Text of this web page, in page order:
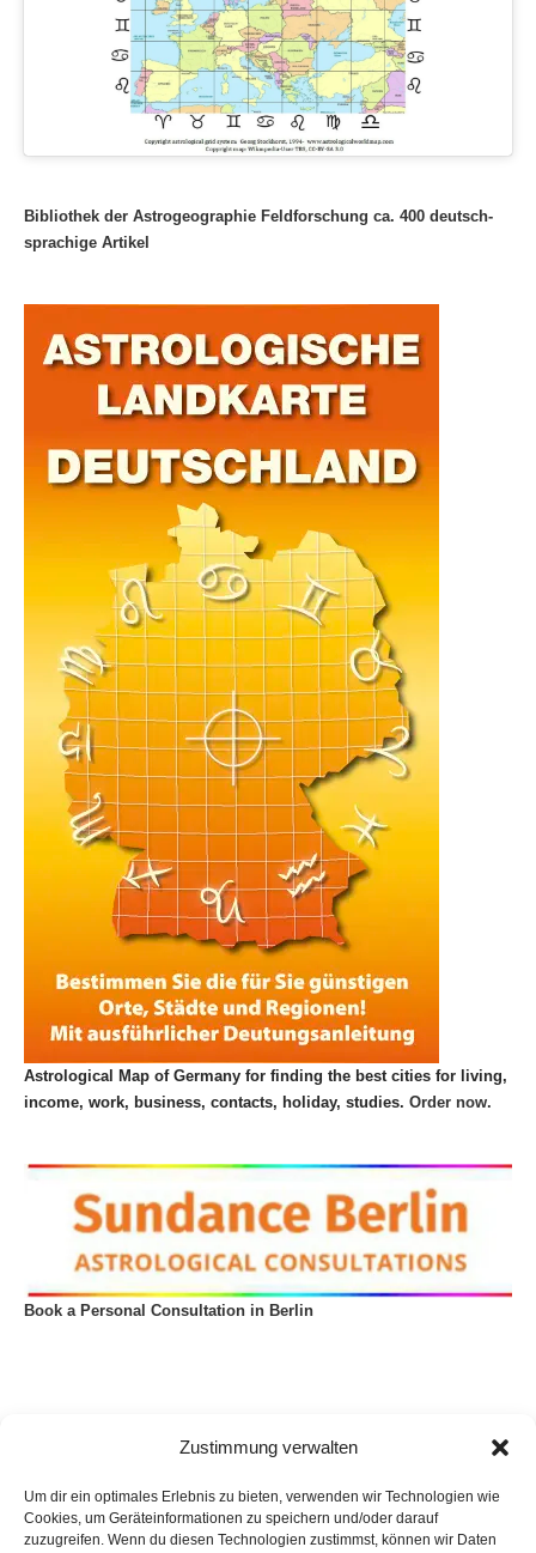
Zustimmung verwalten
Um dir ein optimales Erlebnis zu bieten, verwenden wir Technologien wie
Cookies, um Geräteinformationen zu speichern und/oder darauf
zuzugreifen. Wenn du diesen Technologien zustimmst, können wir Daten
Bibliothek der Astrogeographie Feldforschung ca. 400 deutsch-
sprachige Artikel
Astrological Map of Germany for finding the best cities for living,
income, work, business, contacts, holiday, studies. Order now.
Book a Personal Consultation in Berlin